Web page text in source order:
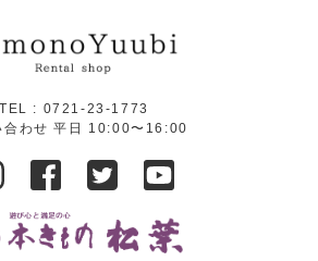
TEL : 0721-23-1773
合わせ 平日 10:00〜16:00